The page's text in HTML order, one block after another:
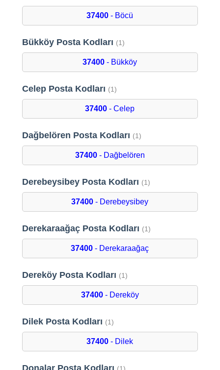
37400 - Böcü
Bükköy Posta Kodları (1)
37400 - Bükköy
Celep Posta Kodları (1)
37400 - Celep
Dağbelören Posta Kodları (1)
37400- Dağbelören
Derebeysibey Posta Kodları (1)
37400 - Derebeysibey
Derekaraağaç Posta Kodları (1)
37400 - Derekaraağaç
Dereköy Posta Kodları (1)
37400- Dereköy
Dilek Posta Kodları (1)
37400 - Dilek